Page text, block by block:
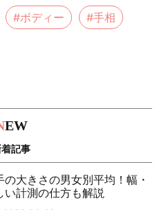
#ボディー #手相
EW
着記事
の大きさの男女別平均！幅・
い計測の仕方も解説